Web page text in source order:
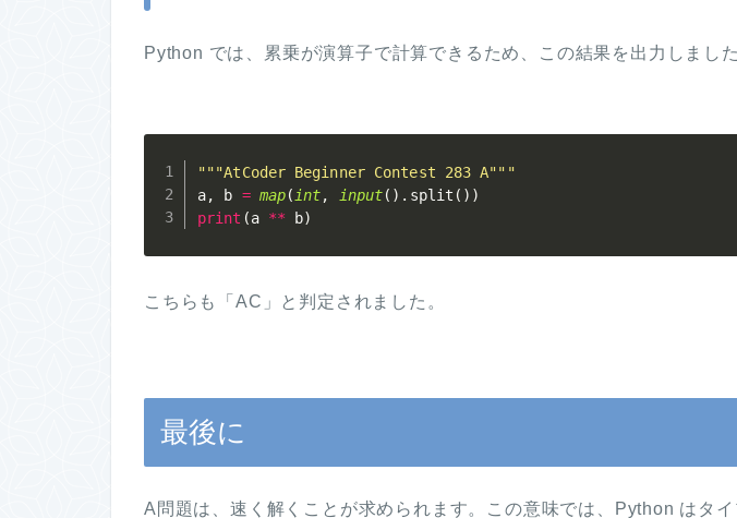
Python では、累乗が演算子で計算できるため、この結果を出力しました
"""AtCoder Beginner Contest 283 A"""
a, b = map( int, input( ) . split ( ) )
print (a ** b)
こちらも「AC」と判定されました。
最後に
A問題は、速く解くことが求められます。この意味では、Python はタ